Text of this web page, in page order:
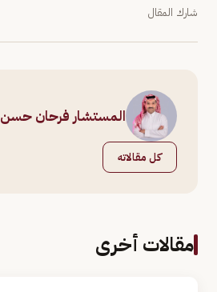
شارك المقال
المستشار فرحان حسن
كل مقالاته
مقالات أخرى